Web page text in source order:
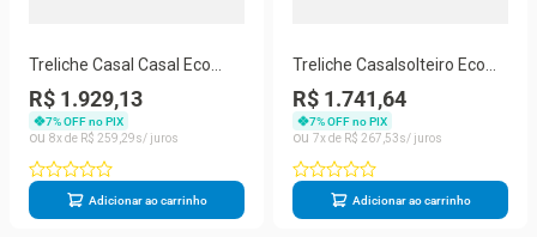
Treliche Casal Casal Eco
Madeira Maciça Branco
Mobilistore
R$ 1.929,13
7% OFF no PIX
8
R$ 259 29
Adicionar ao carrinho
Treliche Casalsolteiro Eco
Madeira Maciça Branco
R$ 1.741,64
7% OFF no PIX
7
R$ 267 53
Adicionar ao carrinho